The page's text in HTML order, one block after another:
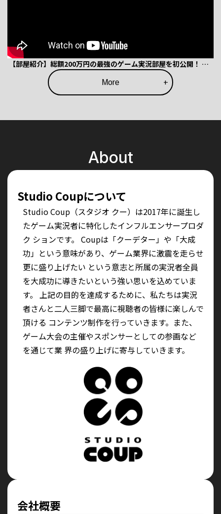
【部屋紹介】総額200万円の最強のゲーム実況部屋を初公開！
2026ver【ルームツアー】
+
More
About
Studio Coupについて
Studio Coup（スタジオ クー）は2017年に誕生し
たゲーム実況者に特化したインフルエンサープロダ
ク ションです。 Coupは「クーデター」や「大成
功」という意味があり、ゲーム業界に激震を走らせ
更に盛り上げたい という意志と所属の実況者全員
を大成功に導きたいという強い思いを込めていま
す。 上記の目的を達成するために、私たちは実況
者さんと二人三脚で最高に視聴者の皆様に楽しんで
頂ける コンテンツ制作を行っていきます。また、
ゲーム大会の主催やスポンサーとしての参画など
を通じて業 界の盛り上げに寄与していきます。
会社概要